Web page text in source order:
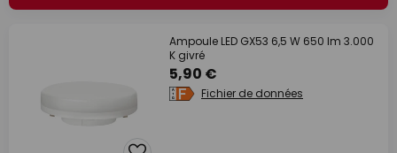
Ampoule LED GX53 6,5 W 650 lm 3.000
K givré
5,90 €
Fichier de données